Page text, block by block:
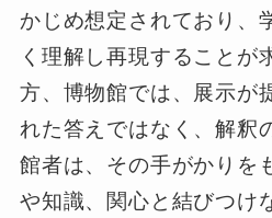
かじめ想定されており、
く理解し再現することが
方、博物館では、展示が
れた答えではなく、解釈
館者は、その手がかりを
や知識、関心と結びつけ